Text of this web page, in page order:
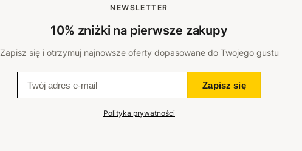
NEWSLETTER
10% zniżki na pierwsze zakupy
Zapisz się i otrzymuj najnowsze oferty dopasowane do Twojego gustu
Zapisz się
Polityka prywatności